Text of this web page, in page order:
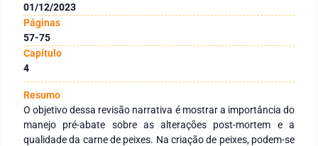
01/12/2023
Páginas
57-75
Capítulo
4
Resumo
O objetivo dessa revisão narrativa é mostrar a importância do
manejo pré-abate sobre as alterações post-mortem e a
qualidade da carne de peixes. Na criação de peixes, podem-se